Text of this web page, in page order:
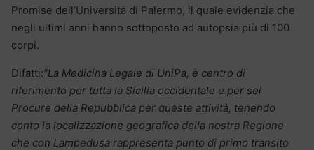
Promise dell’Università di Palermo, il quale evidenzia che
negli ultimi anni hanno sottoposto ad autopsia più di 100
corpi.
Difatti:“La Medicina Legale di UniPa, è centro di
riferimento per tutta la Sicilia occidentale e per sei
Procure della Repubblica per queste attività, tenendo
conto la localizzazione geografica della nostra Regione
che con Lampedusa rappresenta punto di primo transito